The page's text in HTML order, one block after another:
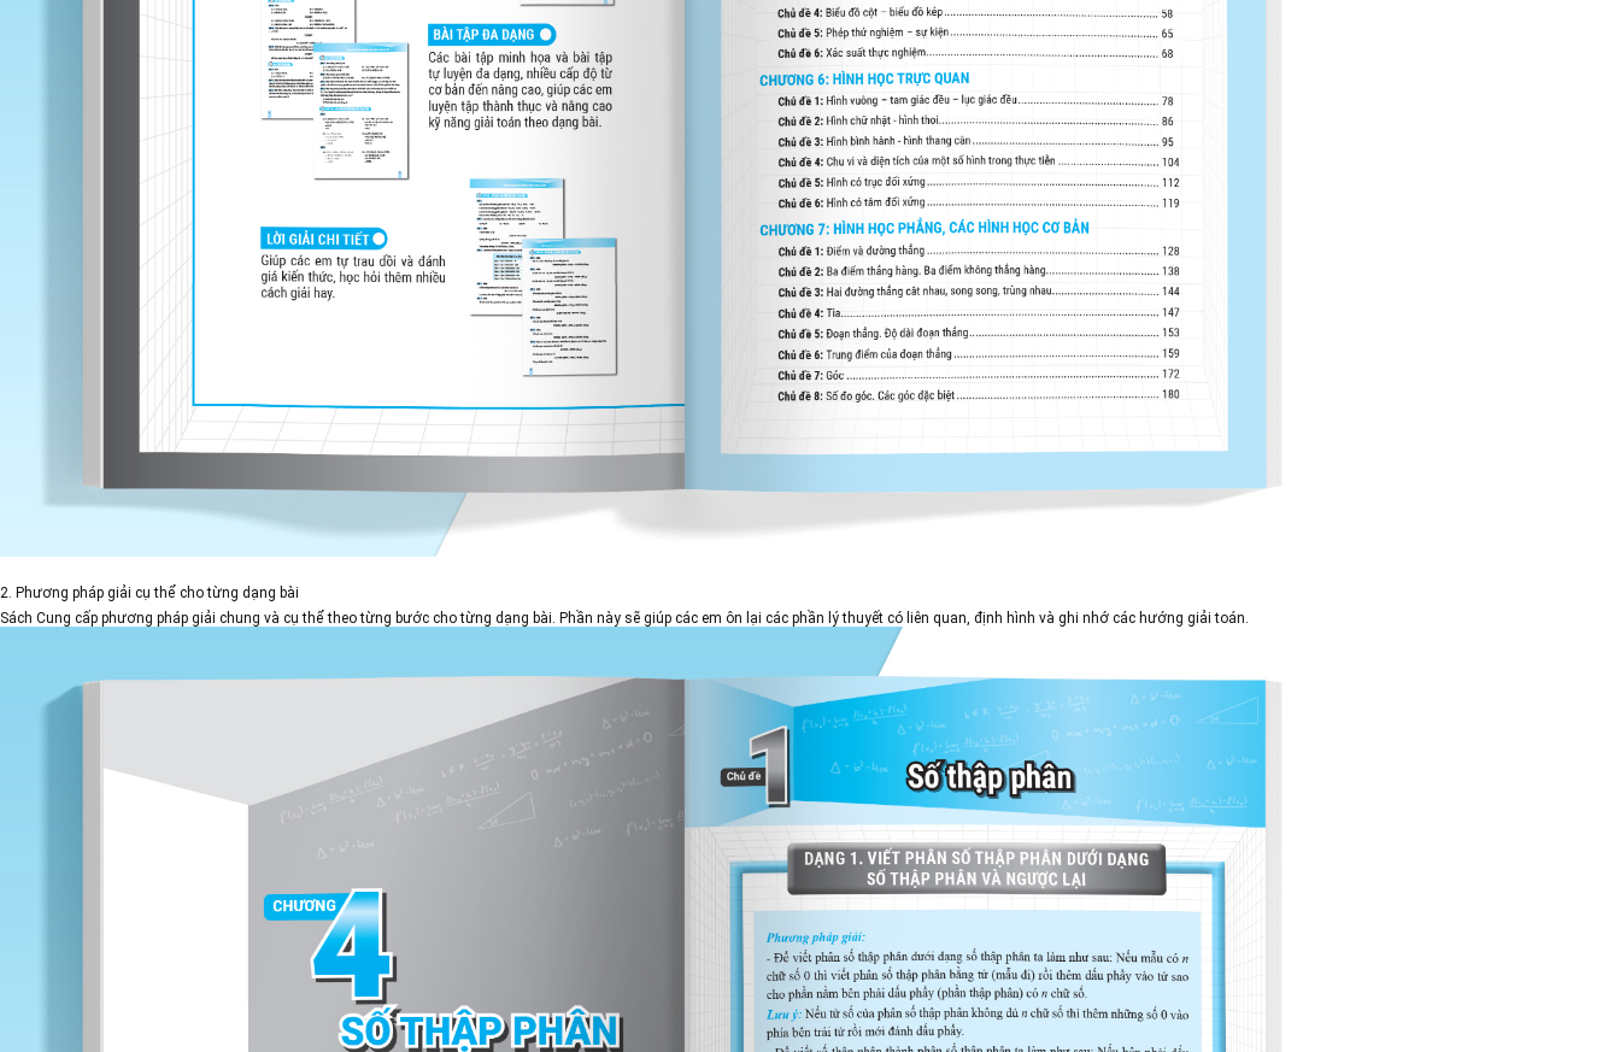
2. Phương pháp giải cụ thể cho từng dạng bài
Sách Cung cấp phương pháp giải chung và cụ thể theo từng bước cho từng dạng bài. Phần này sẽ giúp các em ôn lại các phần lý thuyết có liên quan, định hình và ghi nhớ các hướng giải toán.